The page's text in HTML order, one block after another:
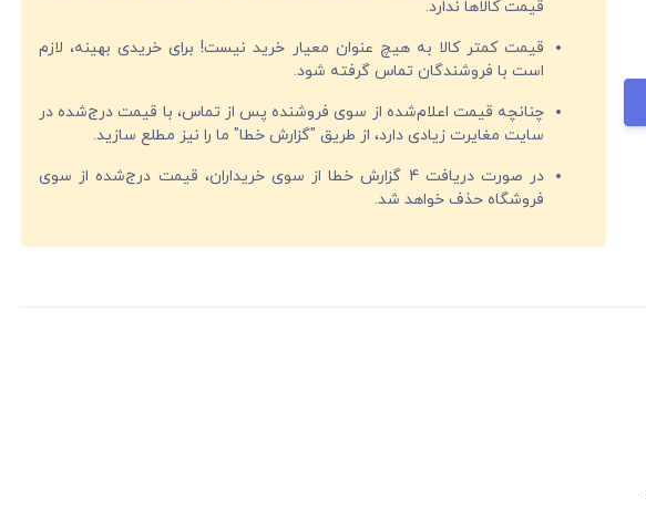
قیمت‌ کالاها ندارد.
قیمت کمتر کالا به هیچ عنوان معیار خرید نیست! برای خریدی بهینه، لازم
است با فروشندگان تماس گرفته شود.
چنانچه قیمت اعلام‌شده از سوی فروشنده پس از تماس، با قیمت درج‌شده در
سایت مغایرت زیادی دارد، از طریق "گزارش خطا" ما را نیز مطلع سازید.
در صورت دریافت 4 گزارش خطا از سوی خریداران، قیمت درج‌شده از سوی
فروشگاه حذف خواهد شد.